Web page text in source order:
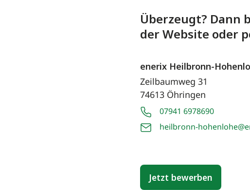
Überzeugt?
der Website oder
enerix Heilbronn-
Zeilbaumweg 31
74613 Öhringen
07941 6978690
heilbronn-